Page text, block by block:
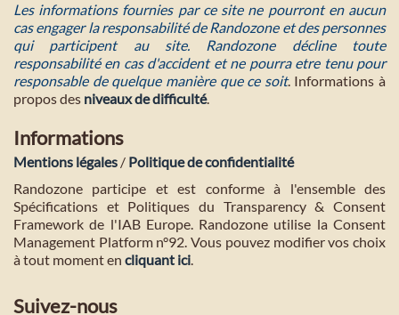
Les informations fournies par ce site ne pourront en aucun
cas engager la responsabilité de Randozone et des personnes
qui participent au site. Randozone décline toute
responsabilité en cas d'accident et ne pourra etre tenu pour
responsable de quelque manière que ce soit. Informations à
propos des niveaux de difficulté.
Informations
Mentions légales / Politique de confidentialité
Randozone participe et est conforme à l'ensemble des
Spécifications et Politiques du Transparency & Consent
Framework de l'IAB Europe. Randozone utilise la Consent
Management Platform n°92. Vous pouvez modifier vos choix
à tout moment en cliquant ici.
Suivez-nous